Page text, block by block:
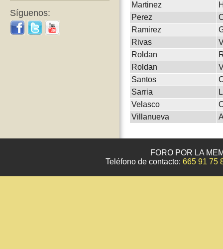
Síguenos:
Martinez
Perez
Ramirez
Rivas
Roldan
Roldan
Santos
Sarria
Velasco
Villanueva
FORO POR LA
Teléfono de contacto: 665 91 75